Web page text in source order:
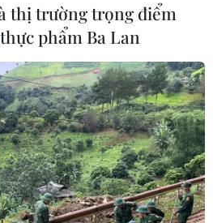
thành mặt
đột Mỹ-
giải giáp
thị trường trọng điểm
phẩm Ba Lan